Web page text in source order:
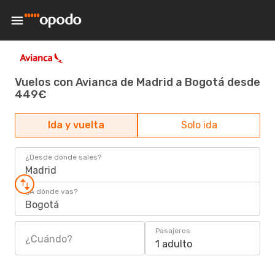
Vuelos con Avianca de Madrid a Bogotá desde
449€
Ida y vuelta Solo ida
¿Desde dónde sales?
Madrid
¿A dónde vas?
Bogotá
¿Cuándo?
Pasajeros
1 adulto